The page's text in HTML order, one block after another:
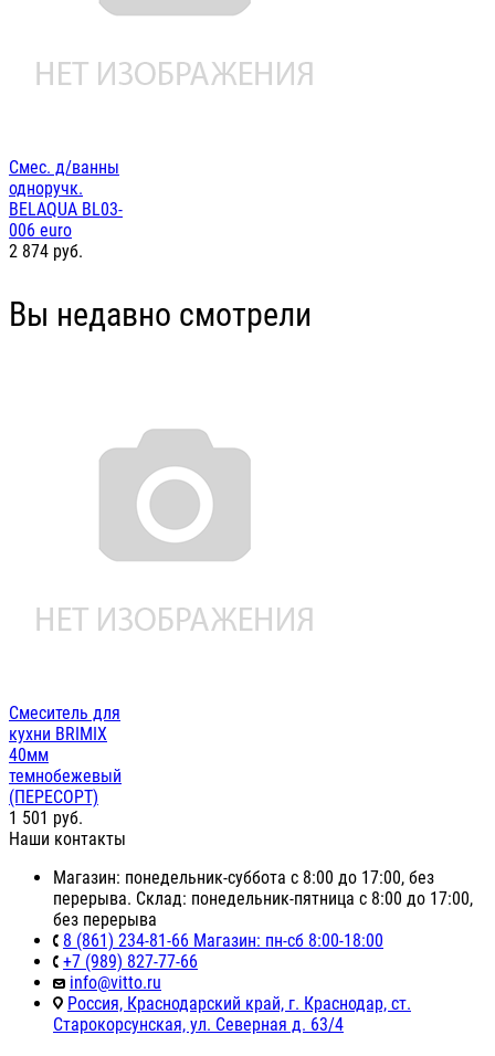
Смес. д/ванны
одноручк.
BELAQUA BL03-
006 euro
2 874 руб.
Вы недавно смотрели
Смеситель для
кухни BRIMIX
40мм
темнобежевый
(ПЕРЕСОРТ)
1 501 руб.
Наши контакты
Магазин: понедельник-суббота с 8:00 до 17:00, без
перерыва. Склад: понедельник-пятница с 8:00 до 17:00,
без перерыва
8 (861) 234-81-66 Магазин: пн-сб 8:00-18:00
+7 (989) 827-77-66
info@vitto.ru
Россия, Краснодарский край, г. Краснодар, ст.
Старокорсунская, ул. Северная д. 63/4